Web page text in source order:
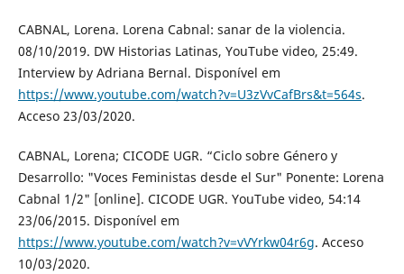
CABNAL, Lorena. Lorena Cabnal: sanar de la violencia.
08/10/2019. DW Historias Latinas, YouTube video, 25:49.
Interview by Adriana Bernal. Disponível em
https://www.youtube.com/watch?v=U3zVvCafBrs&t=564s.
Acceso 23/03/2020.
CABNAL, Lorena; CICODE UGR. “Ciclo sobre Género y
Desarrollo: "Voces Feministas desde el Sur" Ponente: Lorena
Cabnal 1/2" [online]. CICODE UGR. YouTube video, 54:14
23/06/2015. Disponível em
https://www.youtube.com/watch?v=vVYrkw04r6g. Acceso
10/03/2020.